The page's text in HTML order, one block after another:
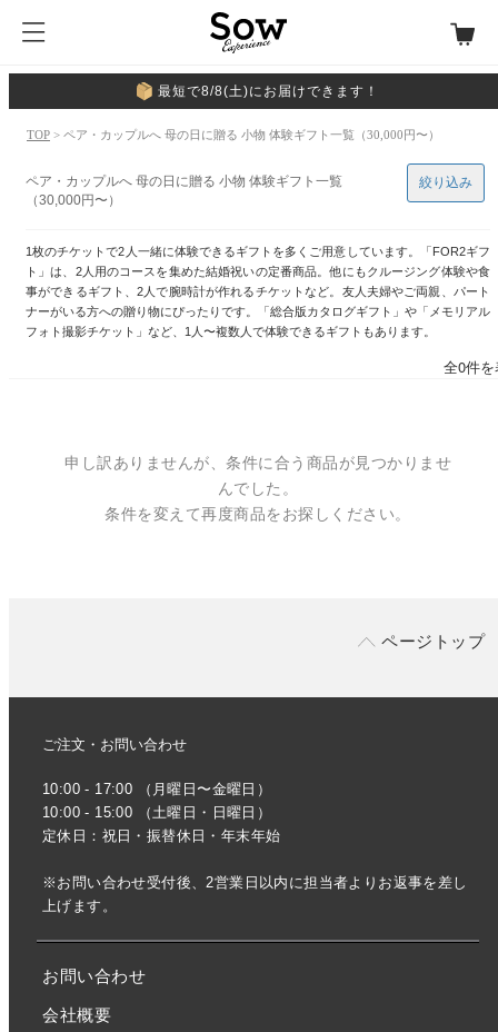
最短で8/8(土)にお届けできます！
TOP > ペア・カップルへ 母の日に贈る 小物 体験ギフト一覧（30,000円〜）
ペア・カップルへ 母の日に贈る 小物 体験ギフト一覧
（30,000円〜）
1枚のチケットで2人一緒に体験できるギフトを多くご用意しています。「FOR2ギフ
ト」は、2人用のコースを集めた結婚祝いの定番商品。他にもクルージング体験や食
事ができるギフト、2人で腕時計が作れるチケットなど。友人夫婦やご両親、パート
ナーがいる方への贈り物にぴったりです。「総合版カタログギフト」や「メモリアル
フォト撮影チケット」など、1人〜複数人で体験できるギフトもあります。
絞り込み
全0件
申し訳ありませんが、条件に合う商品が見つかりませ
んでした。
条件を変えて再度商品をお探しください。
ページトップ
ご注文・お問い合わせ
10:00 - 17:00 （月曜日〜金曜日）
10:00 - 15:00 （土曜日・日曜日）
定休日：祝日・振替休日・年末年始
※お問い合わせ受付後、2営業日以内に担当者よりお返事を差し
上げます。
お問い合わせ
会社概要